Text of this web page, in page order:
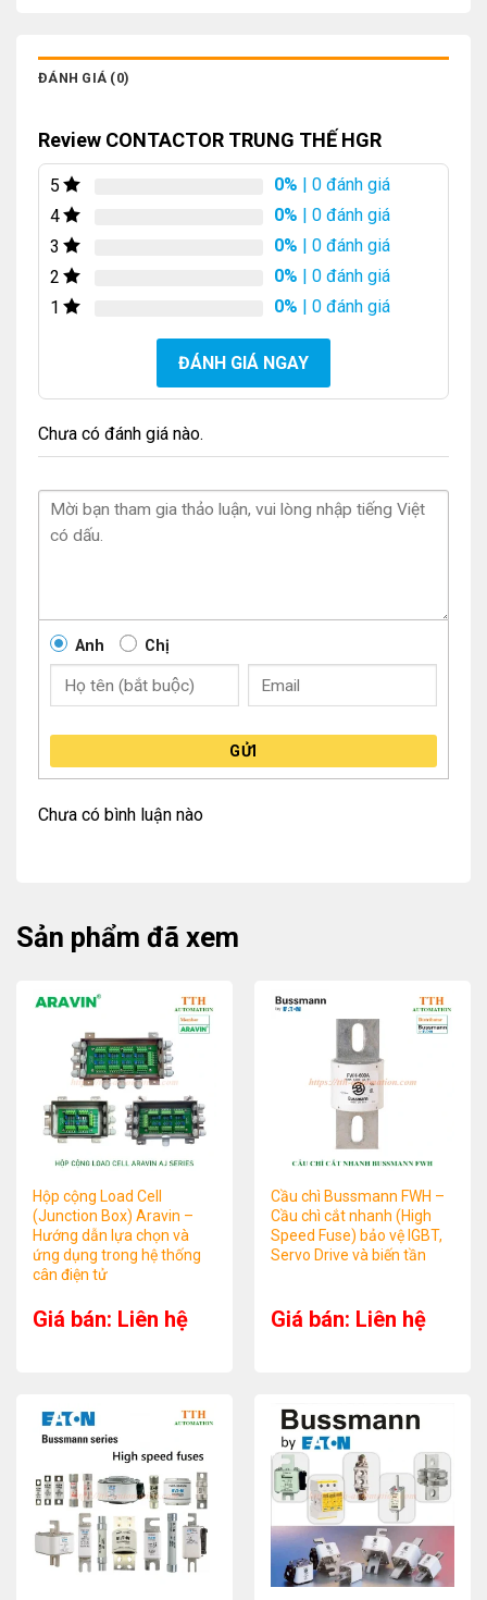
ĐÁNH GIÁ (0)
Review CONTACTOR TRUNG THẾ HGR
5 0% | 0 đánh giá
4
0% | 0 đánh giá
3
0% | 0 đánh giá
2
0% | 0 đánh giá
1
0% | 0 đánh giá
ĐÁNH GIÁ NGAY
Chưa có đánh giá nào.
Anh Chị
GỬI
Chưa có bình luận nào
Sản phẩm đã xem
Hộp cộng Load Cell
(Junction Box) Aravin –
Hướng dẫn lựa chọn và
ứng dụng trong hệ thống
cân điện tử
Giá bán: Liên hệ
Cầu chì Bussmann FWH –
Cầu chì cắt nhanh (High
Speed Fuse) bảo vệ IGBT,
Servo Drive và biến tần
Giá bán: Liên hệ